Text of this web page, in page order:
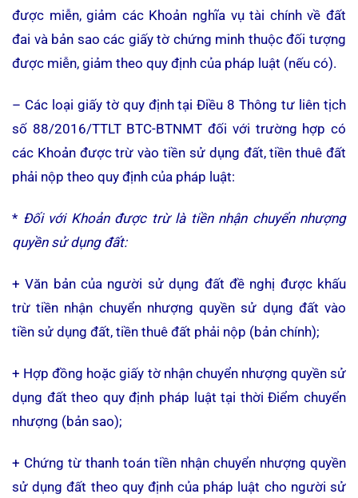
được miễn, giảm các Khoản nghĩa vụ tài chính về đất
đai và bản sao các giấy tờ chứng minh thuộc đối tượng
được miễn, giảm theo quy định của pháp luật (nếu có).
– Các loại giấy tờ quy định tại Điều 8 Thông tư liên tịch
số 88/2016/TTLT BTC-BTNMT đối với trường hợp có
các Khoản được trừ vào tiền sử dụng đất, tiền thuê đất
phải nộp theo quy định của pháp luật:
* Đối với Khoản được trừ là tiền nhận chuyển nhượng
quyền sử dụng đất:
+ Văn bản của người sử dụng đất đề nghị được khấu
trừ tiền nhận chuyển nhượng quyền sử dụng đất vào
tiền sử dụng đất, tiền thuê đất phải nộp (bản chính);
+ Hợp đồng hoặc giấy tờ nhận chuyển nhượng quyền sử
dụng đất theo quy định pháp luật tại thời Điểm chuyển
nhượng (bản sao);
+ Chứng từ thanh toán tiền nhận chuyển nhượng quyền
sử dụng đất theo quy định của pháp luật cho người sử